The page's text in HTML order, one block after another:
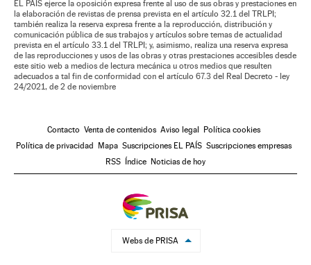
EL PAÍS ejerce la oposición expresa frente al uso de sus obras y prestaciones en
la elaboración de revistas de prensa prevista en el artículo 32.1 del TRLPI;
también realiza la reserva expresa frente a la reproducción, distribución y
comunicación pública de sus trabajos y artículos sobre temas de actualidad
prevista en el artículo 33.1 del TRLPI; y, asimismo, realiza una reserva expresa
de las reproducciones y usos de las obras y otras prestaciones accesibles desde
este sitio web a medios de lectura mecánica u otros medios que resulten
adecuados a tal fin de conformidad con el artículo 67.3 del Real Decreto - ley
24/2021, de 2 de noviembre
Contacto Venta de contenidos Aviso legal
Política cookies
Política de privacidad
Mapa Suscripciones EL PAÍS Suscripciones empresas
RSS
Índice Noticias de hoy
Webs de PRISA